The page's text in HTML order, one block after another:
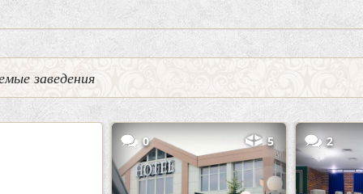
заведения
0 5 2